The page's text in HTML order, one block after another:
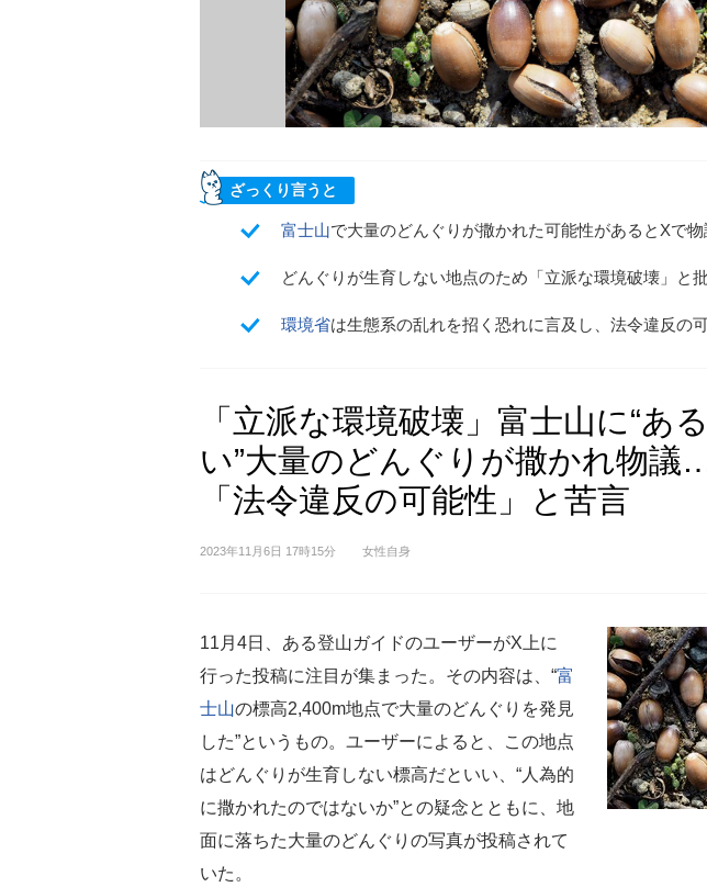
ざっくり言うと
富士山で大量のどんぐりが撒かれた可能性があるとXで物
どんぐりが生育しない地点のため「立派な環境破壊」と
環境省は生態系の乱れを招く恐れに言及し、法令違反の
「立派な環境破壊」富士山に“あ
い”大量のどんぐりが撒かれ物議
「法令違反の可能性」と苦言
2023年11月6日 17時15分 女性自身
11月4日、ある登山ガイドのユーザーがX上に
行った投稿に注目が集まった。その内容は、“富
士山の標高2,400m地点で大量のどんぐりを発見
した”というもの。ユーザーによると、この地点
はどんぐりが生育しない標高だといい、“人為的
に撒かれたのではないか”との疑念とともに、地
面に落ちた大量のどんぐりの写真が投稿されて
いた。